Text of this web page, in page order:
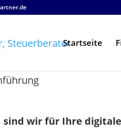
Startseite
sind wir für Ihre